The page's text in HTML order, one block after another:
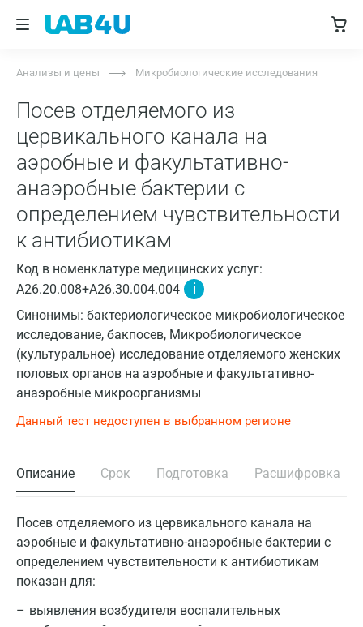
Анализы и цены Микробиологические исследования
Посев отделяемого из
цервикального канала на
аэробные и факультативно-
анаэробные бактерии с
определением чувствительности
к антибиотикам
Код в номенклатуре медицинских услуг:
A26.20.008+A26.30.004.004
i
Синонимы: бактериологическое микробиологическое
исследование, бакпосев, Микробиологическое
(культуральное) исследование отделяемого женских
половых органов на аэробные и факультативно-
анаэробные микроорганизмы
Данный тест недоступен в выбранном регионе
Описание Срок Подготовка Расшифровка
Посев отделяемого из цервикального канала на
аэробные и факультативно-анаэробные бактерии с
определением чувствительности к антибиотикам
показан для:
выявления возбудителя воспалительных